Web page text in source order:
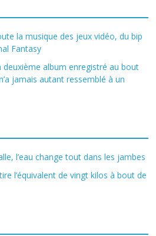
la musique des jeux vidéo, du bip
Fantasy
album enregistré au bout
jamais autant ressemblé à un
l’eau change tout dans les jambes
l’équivalent de vingt kilos à bout de